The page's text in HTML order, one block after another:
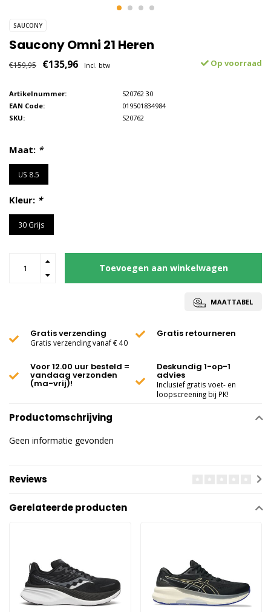
SAUCONY
Saucony Omni 21 Heren
€159,95 €135,96 Incl. btw Op voorraad
Artikelnummer:
S20762 30
EAN Code:
019501834984
SKU:
S20762
Maat: *
US 8.5
Kleur: *
30 Grijs
Toevoegen aan winkelwagen
MAATTABEL
Gratis verzending
Gratis verzending vanaf € 40
Gratis retourneren
Voor 12.00 uur besteld =
vandaag verzonden
(ma-vrij)!
Deskundig 1-op-1
advies
Inclusief gratis voet- en
loopscreening bij PK!
Productomschrijving
Geen informatie gevonden
Reviews
Gerelateerde producten